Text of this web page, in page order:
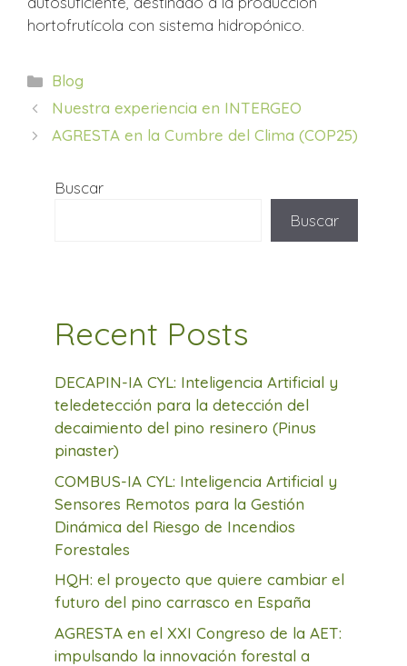
hortofrutícola con sistema hidropónico.
Categorías
Blog
Nuestra experiencia en INTERGEO
AGRESTA en la Cumbre del Clima (COP25)
Buscar
Buscar
Recent Posts
DECAPIN-IA CYL: Inteligencia Artificial y
teledetección para la detección del
decaimiento del pino resinero (Pinus
pinaster)
COMBUS-IA CYL: Inteligencia Artificial y
Sensores Remotos para la Gestión
Dinámica del Riesgo de Incendios
Forestales
HQH: el proyecto que quiere cambiar el
futuro del pino carrasco en España
AGRESTA en el XXI Congreso de la AET:
impulsando la innovación forestal a